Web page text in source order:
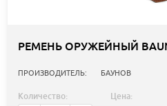
РЕМЕНЬ ОРУЖЕЙНЫЙ
ПРОИЗВОДИТЕЛЬ: БАУНОВ
Количество: Цена: